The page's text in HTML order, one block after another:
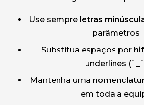
Use sempre letras
parâmetros
Substitua espaços por
underlines
Mantenha uma
em toda a